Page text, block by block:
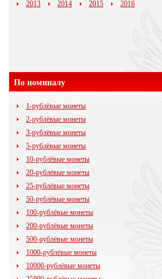
2013
2014 2015 2016
По номиналу
1-рублёвые монеты
2-рублёвые монеты
3-рублёвые монеты
5-рублёвые монеты
10-рублёвые монеты
20-рублёвые монеты
25-рублёвые монеты
50-рублёвые монеты
100-рублёвые монеты
200-рублёвые монеты
500-рублёвые монеты
1000-рублёвые монеты
10000-рублёвые монеты